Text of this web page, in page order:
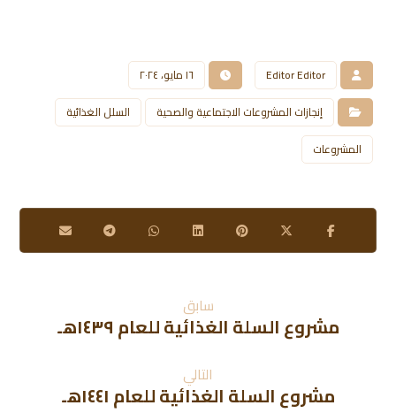
Editor Editor
١٦ مايو، ٢٠٢٤
إنجازات المشروعات الاجتماعية والصحية
السلل الغذائية
المشروعات
سابق
مشروع السلة الغذائية للعام ١٤٣٩هـ
التالي
مشروع السلة الغذائية للعام ١٤٤١هـ